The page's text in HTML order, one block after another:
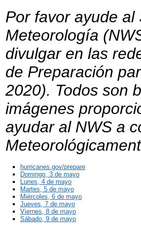
Por favor ayude al
Meteorología
divulgar en las
de Preparación
2020). Todos son
imágenes
ayudar al NWS a
hurricanes.gov/prepare
Domingo, 3 de mayo
Lunes, 4 de mayo
Martes, 5 de mayo
Miércoles, 6 de mayo
Jueves, 7 de mayo
Viernes, 8 de mayo
Sábado, 9 de mayo